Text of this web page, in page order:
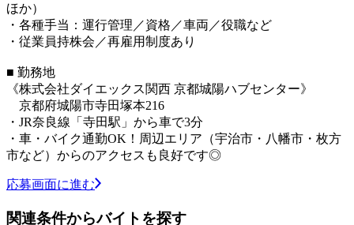
ほか）
・各種手当：運行管理／資格／車両／役職など
・従業員持株会／再雇用制度あり
■ 勤務地
《株式会社ダイエックス関西 京都城陽ハブセンター》
京都府城陽市寺田塚本216
・JR奈良線「寺田駅」から車で3分
・車・バイク通勤OK！周辺エリア（宇治市・八幡市・枚方
市など）からのアクセスも良好です◎
応募画面に進む
関連条件からバイトを探す